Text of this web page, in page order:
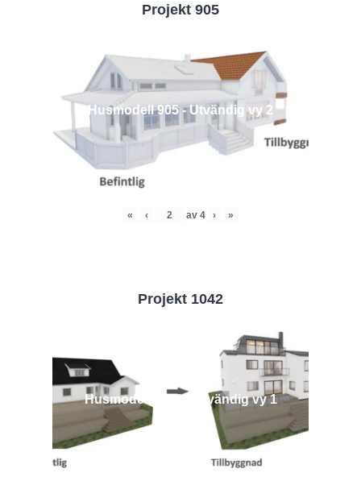
Projekt 905
Husmodell 905 - Utvändig vy 2
« ‹ av 4 › »
Projekt 1042
Husmodell 1042 - Utvändig vy 1